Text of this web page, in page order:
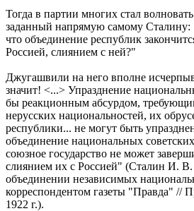
Тогда в партии многих стал
заданный напрямую самому Сталину:
что объединение республик
Россией, слиянием с ней?"
Джугашвили на него вполне
значит! <...> Упразднение
бы реакционным абсурдом,
нерусских национальностей, их
республики... не могут быть
объединение национальных
союзное государство не может
слиянием их с Россией" (Сталин И.
объединении независимых
корреспондентом газеты "Правда" //
1922 г.).